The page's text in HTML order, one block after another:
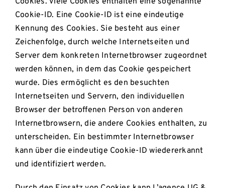
Cookie-ID. Eine Cookie-ID ist eine eindeutige
Kennung des Cookies. Sie besteht aus einer
Zeichenfolge, durch welche Internetseiten und
Server dem konkreten Internetbrowser zugeordnet
werden können, in dem das Cookie gespeichert
wurde. Dies ermöglicht es den besuchten
Internetseiten und Servern, den individuellen
Browser der betroffenen Person von anderen
Internetbrowsern, die andere Cookies enthalten, zu
unterscheiden. Ein bestimmter Internetbrowser
kann über die eindeutige Cookie-ID wiedererkannt
und identifiziert werden.